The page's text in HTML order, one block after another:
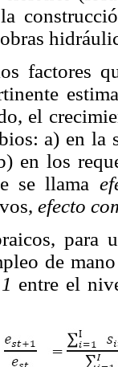
factores
el
a) en la
en los
se llama
efecto
para
de
entre el